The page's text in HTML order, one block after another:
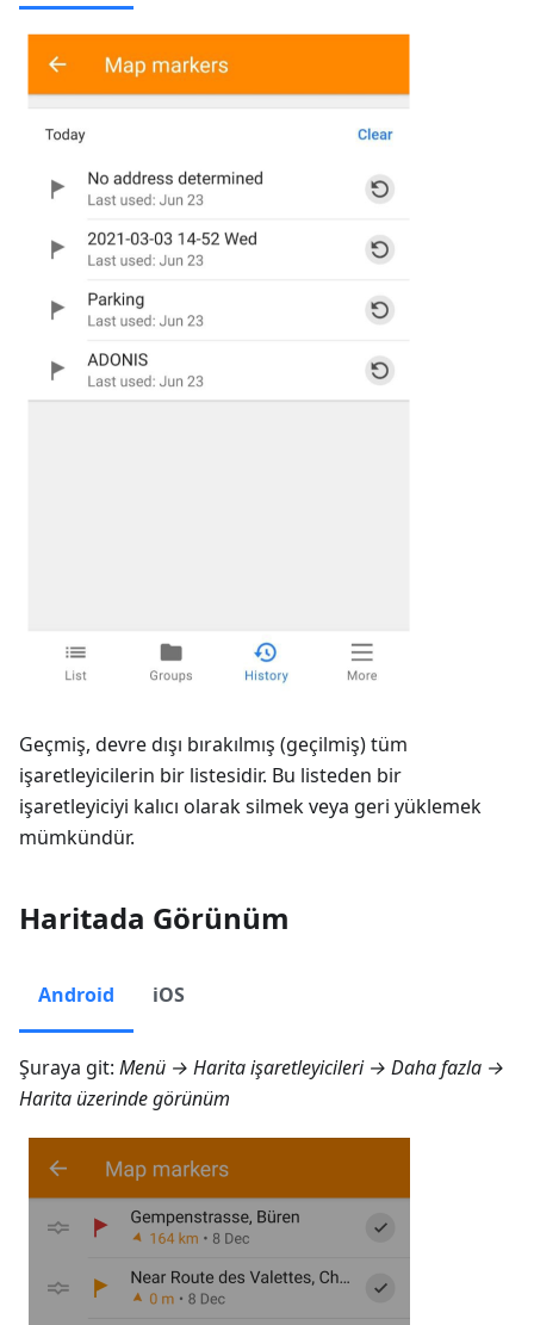
Geçmiş, devre dışı bırakılmış (geçilmiş) tüm
işaretleyicilerin bir listesidir. Bu listeden bir
işaretleyiciyi kalıcı olarak silmek veya geri yüklemek
mümkündür.
Haritada Görünüm
Android iOS
Şuraya git: Menü → Harita işaretleyicileri → Daha fazla →
Harita üzerinde görünüm